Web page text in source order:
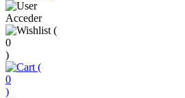
Acceder
(
0
)
(
0
)